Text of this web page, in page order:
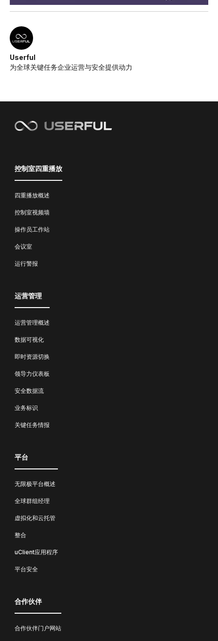
Userful
为全球关键任务企业运营与安全提供动力
控制室四重播放
四重播放概述
控制室视频墙
操作员工作站
会议室
运行警报
运营管理
运营管理概述
数据可视化
即时资源切换
领导力仪表板
安全数据流
业务标识
关键任务情报
平台
无限极平台概述
全球群组经理
虚拟化和云托管
整合
uClient应用程序
平台安全
合作伙伴
合作伙伴门户网站